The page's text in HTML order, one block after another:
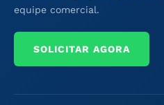
equipe comercial.
SOLICITAR AGORA